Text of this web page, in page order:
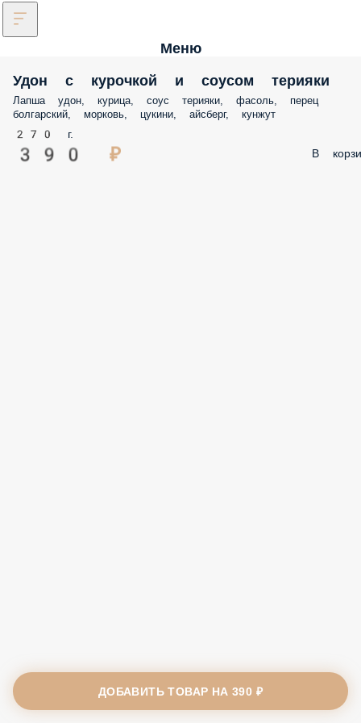
Меню
Удон с курочкой и соусом терияки
Лапша удон, курица, соус терияки, фасоль, перец
болгарский, морковь, цукини, айсберг, кунжут
270 г.
390 ₽ В
ДОБАВИТЬ ТОВАР НА390 ₽